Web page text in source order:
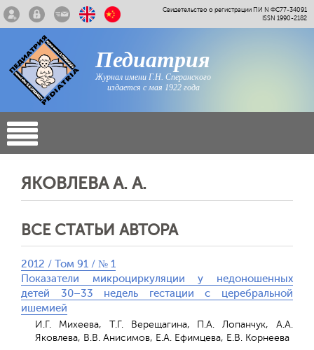
Свидетельство о регистрации ПИ N ФС77-34091
ISSN 1990-2182
Педиатрия
Журнал имени Г.Н. Сперанского
издается с мая 1922 года
ЯКОВЛЕВА А. А.
ВСЕ СТАТЬИ АВТОРА
2012 / Том 91 / № 1
Показатели микроциркуляции у недоношенных
детей 30–33 недель гестации с церебральной
ишемией
И.Г. Михеева, Т.Г. Верещагина, П.А. Лопанчук, А.А.
Яковлева, В.В. Анисимов, Е.А. Ефимцева, Е.В. Корнеева